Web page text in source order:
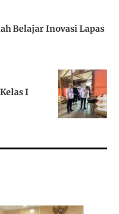
Belajar Inovasi Lapas
I